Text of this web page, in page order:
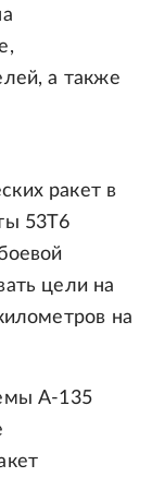
а также
ракет в
53Т6
цели на
на
А-135